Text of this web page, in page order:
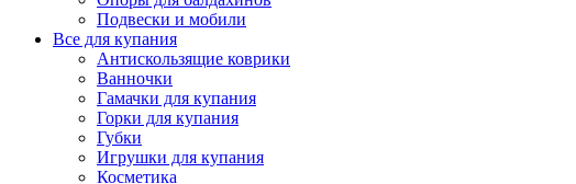
Подвески и мобили
Все для купания
Антискользящие коврики
Ванночки
Гамачки для купания
Горки для купания
Губки
Игрушки для купания
Косметика